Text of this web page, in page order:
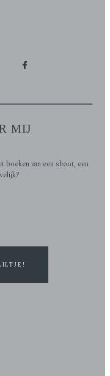
MIJ
boeken van een shoot, een